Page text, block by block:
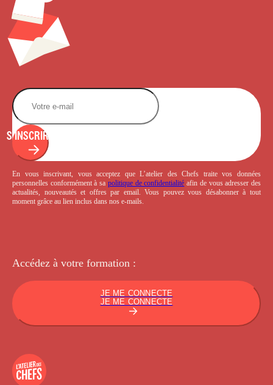
S'INSCRIRE
En vous inscrivant, vous acceptez que L’atelier des Chefs traite vos données
personnelles conformément à sa politique de confidentialité afin de vous adresser des
actualités, nouveautés et offres par email. Vous pouvez vous désabonner à tout
moment grâce au lien inclus dans nos e-mails.
Accédez à votre formation :
JE ME CONNECTE
JE ME CONNECTE